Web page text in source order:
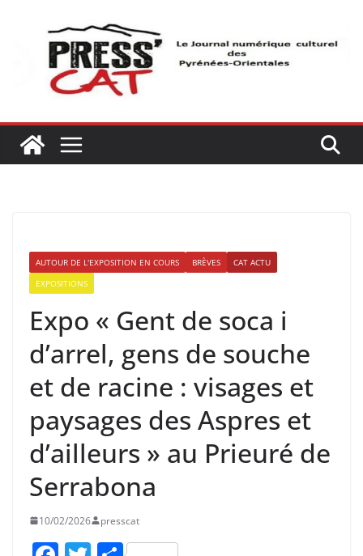
AUTOUR DE L'EXPOSITION EN COURS BRÈVES
CAT ACTU
EXPOSITIONS
Expo « Gent de soca i
d’arrel, gens de souche
et de racine : visages et
paysages des Aspres et
d’ailleurs » au Prieuré de
Serrabona
10/02/2026 presscat